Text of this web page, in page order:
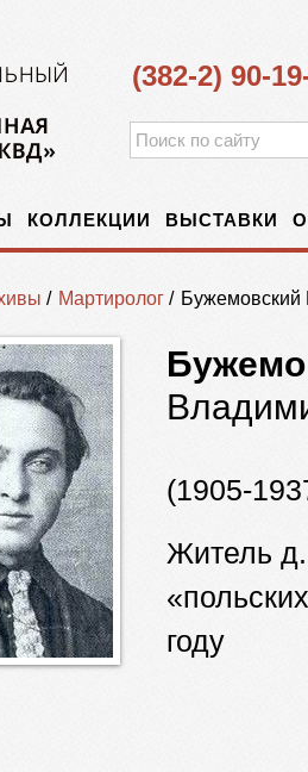
(382-2) 90-
КОЛЛЕКЦИИ ВЫСТАВКИ
/ Мартиролог /
(1905-
Житель
году